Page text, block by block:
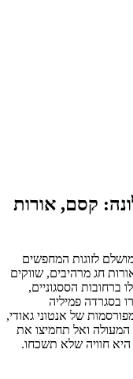
קסם, אורות
לזוגות המחפשים
חג מרהיבים, שווקים
ברחובות הססגוניים,
בסגרדה פמיליה
של אנטוני גאודי,
המעולה ואל תחמיצו את
חוויה שלא תשכחו.